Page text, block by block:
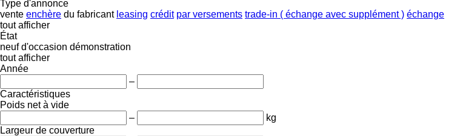
Type d'annonce
vente enchère du fabricant leasing crédit par versements trade-in ( échange avec supplément ) échange
tout afficher
État
neuf d'occasion démonstration
tout afficher
Année
–
Caractéristiques
Poids net à vide
–
kg
Largeur de couverture